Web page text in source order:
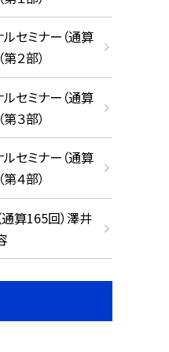
セミナー（通算
２部）
セミナー（通算
３部）
セミナー（通算
４部）
算165回）澤井